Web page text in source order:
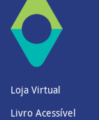
Loja Virtual
Livro Acessível